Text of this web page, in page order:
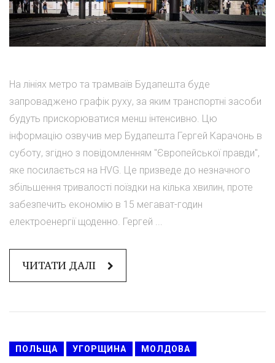
На лініях метро та трамваїв Будапешта буде
запроваджено графік руху, за яким транспортні засоби
будуть прискорюватися менш інтенсивно. Цю
інформацію озвучив мер Будапешта Гергей Карачонь в
суботу, згідно з повідомленням "Європейської правди",
яке посилається на HVG. Це призведе до незначного
збільшення тривалості поїздки на кілька хвилин, проте
забезпечить економію в 15 мегават-годин
електроенергії щоденно. Гергей ...
ЧИТАТИ ДАЛІ
ПОЛЬЩА УГОРЩИНА МОЛДОВА